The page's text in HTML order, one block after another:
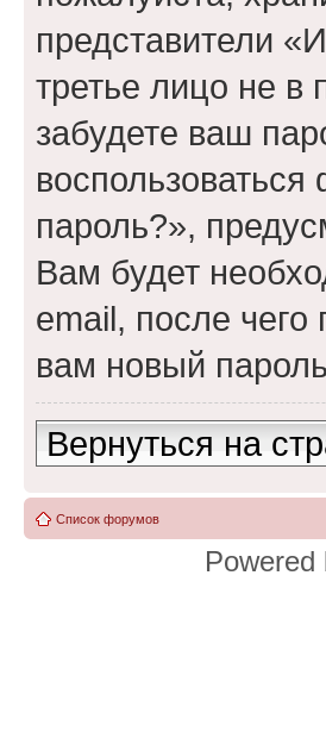
представители
третье лицо не в
забудете ваш
пароль?»,
Вам будет
email, после чего
вам новый
Вернуться на
Список форумов
Powered